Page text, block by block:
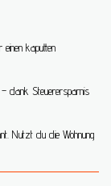
kaputten
dank Steuerersparnis
Nutzt du die Wohnung